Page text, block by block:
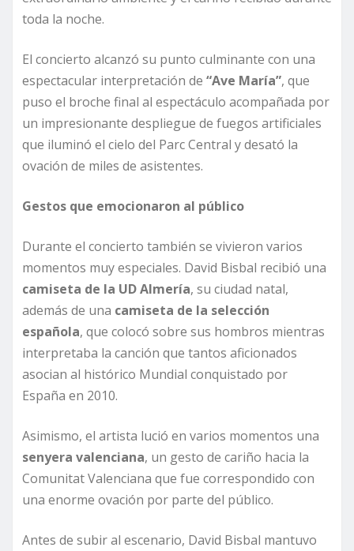
toda la noche.
El concierto alcanzó su punto culminante con una
espectacular interpretación de “Ave María”, que
puso el broche final al espectáculo acompañada por
un impresionante despliegue de fuegos artificiales
que iluminó el cielo del Parc Central y desató la
ovación de miles de asistentes.
Gestos que emocionaron al público
Durante el concierto también se vivieron varios
momentos muy especiales. David Bisbal recibió una
camiseta de la UD Almería, su ciudad natal,
además de una camiseta de la selección
española, que colocó sobre sus hombros mientras
interpretaba la canción que tantos aficionados
asocian al histórico Mundial conquistado por
España en 2010.
Asimismo, el artista lució en varios momentos una
senyera valenciana, un gesto de cariño hacia la
Comunitat Valenciana que fue correspondido con
una enorme ovación por parte del público.
Antes de subir al escenario, David Bisbal mantuvo